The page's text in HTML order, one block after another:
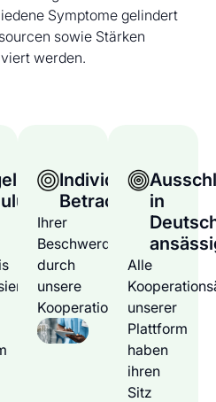
Symptome gelindert
sowie Stärken
werden.
Individuelle
Betrachtung
Ihrer
Beschwerden
durch
unsere
Kooperationsärzte
in
Alle
unserer
Plattform
haben
ihren
Sitz